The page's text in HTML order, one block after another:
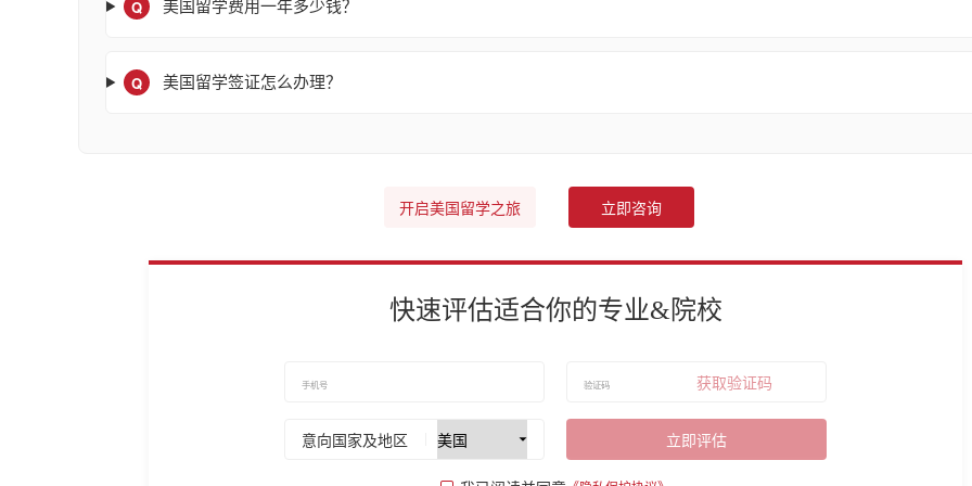
Q 美国留学费用一年多少钱？
Q 美国留学签证怎么办理？
开启美国留学之旅 立即咨询
快速评估适合你的专业&院校
获取验证码
意向国家及地区 立即评估